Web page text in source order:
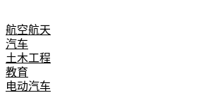
航空航天
汽车
土木工程
教育
电动汽车